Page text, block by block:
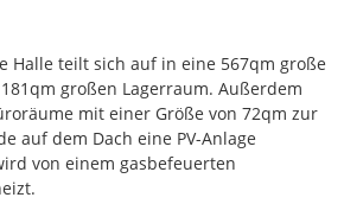
Halle teilt sich auf in eine 567qm große
großen Lagerraum. Außerdem
mit einer Größe von 72qm zur
auf dem Dach eine PV-Anlage
von einem gasbefeuerten